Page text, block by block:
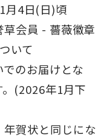
月4日(日)頃
会員 - 薔薇徽章
いて
でのお届けとな
。(2026年1月下
年賀状と同じにな